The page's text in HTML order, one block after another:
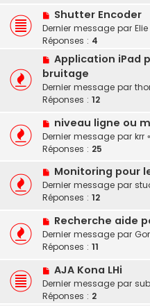
Shutter Encoder
Dernier message par Elie
Réponses : 4
Application iPad
bruitage
Dernier message par
Réponses : 12
niveau ligne ou
Dernier message par krr «
Réponses : 25
Monitoring pour
Dernier message par
Réponses : 12
Recherche aide
Dernier message par
Réponses : 11
AJA Kona LHi
Dernier message par
Réponses : 2